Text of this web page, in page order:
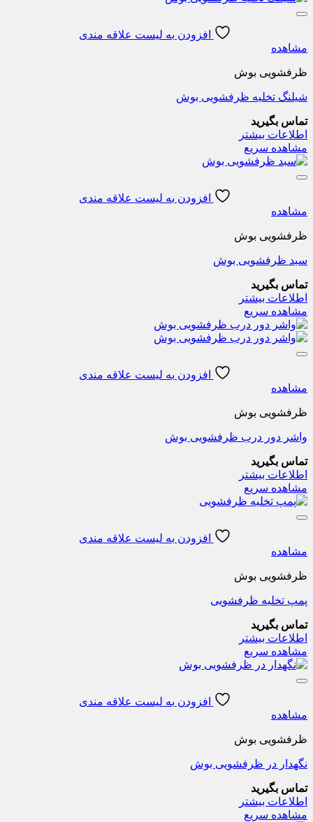
افزودن به لیست علاقه مندی
مشاهده
ظرفشویی بوش
شیلنگ تخلیه ظرفشویی بوش
تماس بگیرید
اطلاعات بیشتر
مشاهده سریع
افزودن به لیست علاقه مندی
مشاهده
ظرفشویی بوش
سبد ظرفشویی بوش
تماس بگیرید
اطلاعات بیشتر
مشاهده سریع
افزودن به لیست علاقه مندی
مشاهده
ظرفشویی بوش
واشر دور درب ظرفشویی بوش
تماس بگیرید
اطلاعات بیشتر
مشاهده سریع
افزودن به لیست علاقه مندی
مشاهده
ظرفشویی بوش
پمپ تخلیه ظرفشویی
تماس بگیرید
اطلاعات بیشتر
مشاهده سریع
افزودن به لیست علاقه مندی
مشاهده
ظرفشویی بوش
نگهدار در ظرفشویی بوش
تماس بگیرید
اطلاعات بیشتر
مشاهده سریع